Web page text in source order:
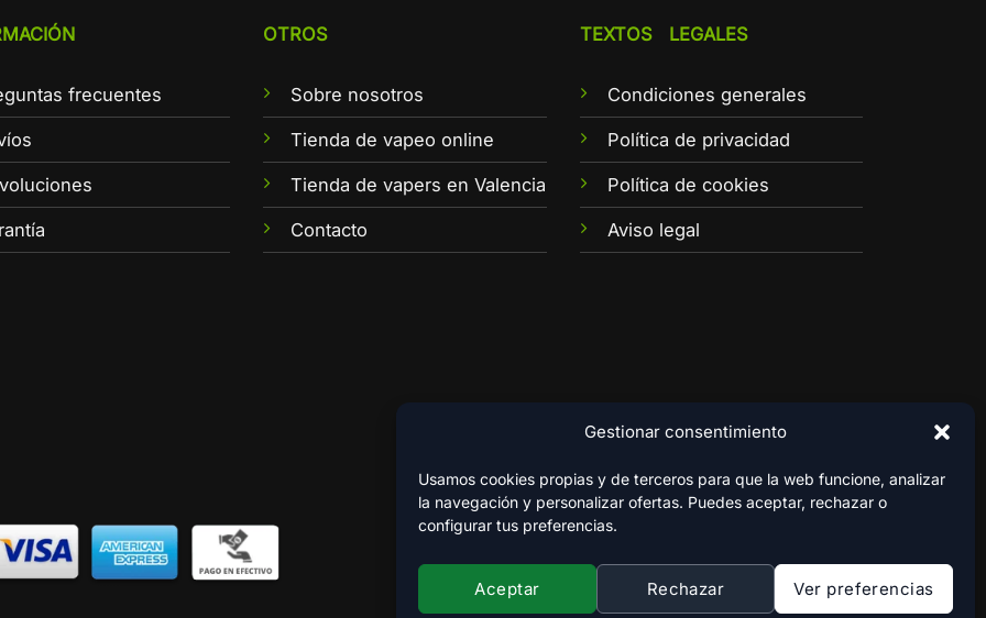
Gestionar consentimiento
Usamos cookies propias y de terceros para que la web funcione, analizar
la navegación y personalizar ofertas. Puedes aceptar, rechazar o
configurar tus preferencias.
Aceptar Rechazar Ver preferencias
frecuentes
OTROS
Sobre nosotros
Tienda de vapeo online
Tienda de vapers en Valencia
Contacto
TEXTOS LEGALES
Condiciones generales
Política de privacidad
Política de cookies
Aviso legal